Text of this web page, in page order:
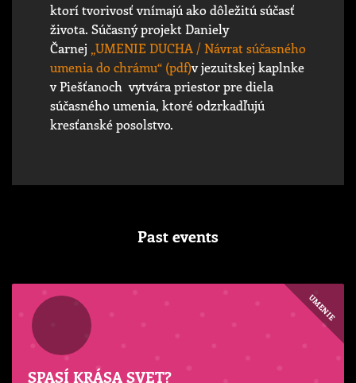
ktorí tvorivosť vnímajú ako dôležitú súčasť
života. Súčasný projekt Daniely
Čarnej „UMENIE DUCHA / Návrat súčasného
umenia do chrámu“ (pdf)v jezuitskej kaplnke
v Piešťanoch vytvára priestor pre diela
súčasného umenia, ktoré odzrkadľujú
kresťanské posolstvo.
Past events
UMENIE
SPASÍ KRÁSA SVET?